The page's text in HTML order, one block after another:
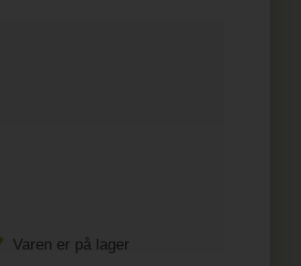
Varen er på lager